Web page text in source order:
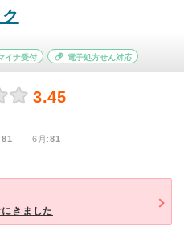
イナ受付 電子処方せん対応
3.45
81 | 6月:81
きました